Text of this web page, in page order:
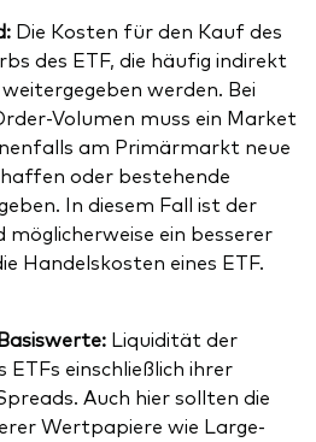
Die Kosten für den Kauf des
des ETF, die häufig indirekt
werden. Bei
Volumen muss ein Market
am Primärmarkt neue
oder bestehende
In diesem Fall ist der
möglicherweise ein besserer
Handelskosten eines ETF.
Liquidität der
ETFs einschließlich ihrer
Auch hier sollten die
Wertpapiere wie Large-